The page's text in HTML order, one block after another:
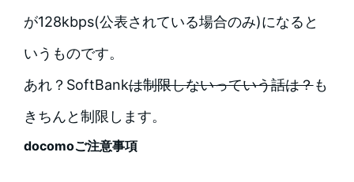
が128kbps(公表されている場合のみ)になると
いうものです。
あれ？SoftBankは制限しないっていう話は？も
きちんと制限します。
docomoご注意事項